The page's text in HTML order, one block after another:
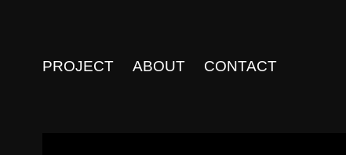
PROJECT ABOUT CONTACT